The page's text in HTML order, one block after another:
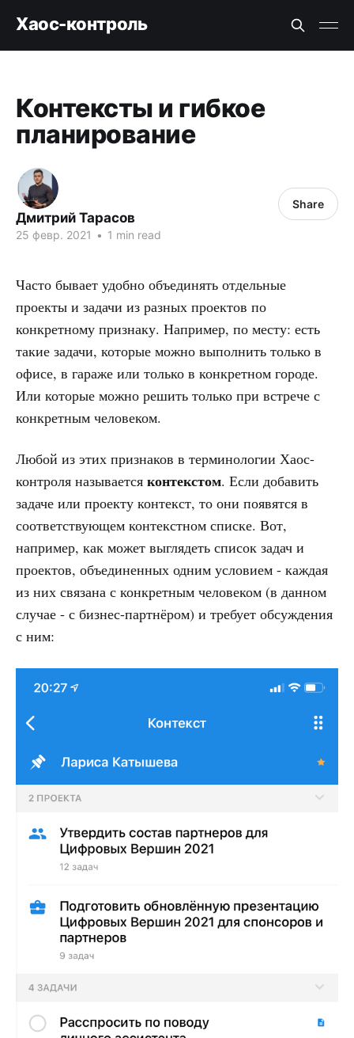
Хаос-контроль
Контексты и гибкое
планирование
Дмитрий Тарасов
25 февр. 2021 • 1 min read
Share
Часто бывает удобно объединять отдельные
проекты и задачи из разных проектов по
конкретному признаку. Например, по месту: есть
такие задачи, которые можно выполнить только в
офисе, в гараже или только в конкретном городе.
Или которые можно решить только при встрече с
конкретным человеком.
Любой из этих признаков в терминологии Хаос-
контроля называется контекстом. Если добавить
задаче или проекту контекст, то они появятся в
соответствующем контекстном списке. Вот,
например, как может выглядеть список задач и
проектов, объединенных одним условием - каждая
из них связана с конкретным человеком (в данном
случае - с бизнес-партнёром) и требует обсуждения
с ним: